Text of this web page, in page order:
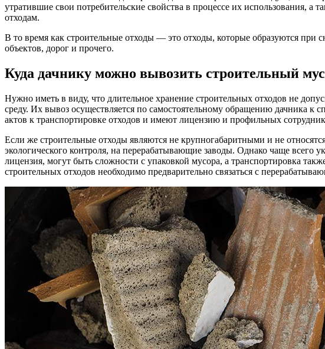
утратившие свои потребительские свойства в процессе их использования,
отходам.
В то время как строительные отходы — это отходы, которые образуются при
объектов, дорог и прочего.
Куда дачнику можно вывозить строительный
Нужно иметь в виду, что длительное хранение строительных отходов не
среду. Их вывоз осуществляется по самостоятельному обращению дачника
актов к транспортировке отходов и имеют лицензию и профильных
Если же строительные отходы являются не крупногабаритными и не
экологического контроля, на перерабатывающие заводы. Однако чаще всего
лицензия, могут быть сложности с упаковкой мусора, а транспортировка
строительных отходов необходимо предварительно связаться с